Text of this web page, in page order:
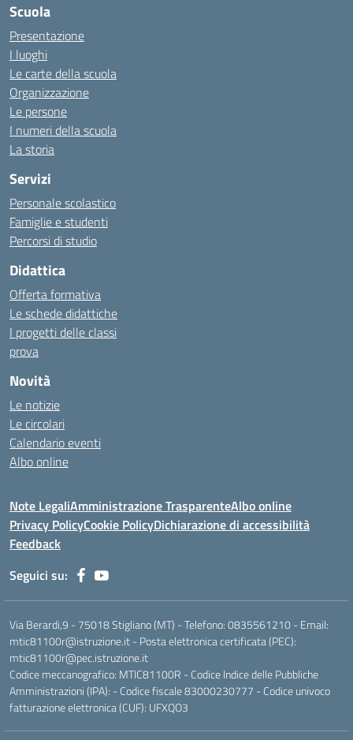
Scuola
Presentazione
I luoghi
Le carte della scuola
Organizzazione
Le persone
I numeri della scuola
La storia
Servizi
Personale scolastico
Famiglie e studenti
Percorsi di studio
Didattica
Offerta formativa
Le schede didattiche
I progetti delle classi
prova
Novità
Le notizie
Le circolari
Calendario eventi
Albo online
Note LegaliAmministrazione TrasparenteAlbo online
Privacy PolicyCookie PolicyDichiarazione di accessibilità
Feedback
Seguici su:
Via Berardi,9 - 75018 Stigliano (MT) - Telefono:0835561210- Email:
mtic81100r@istruzione.it- Posta elettronica certificata (PEC):
mtic81100r@pec.istruzione.it
Codice meccanografico: MTIC81100R - Codice Indice delle Pubbliche
Amministrazioni (IPA): - Codice fiscale 83000230777 - Codice univoco
fatturazione elettronica (CUF): UFXQO3